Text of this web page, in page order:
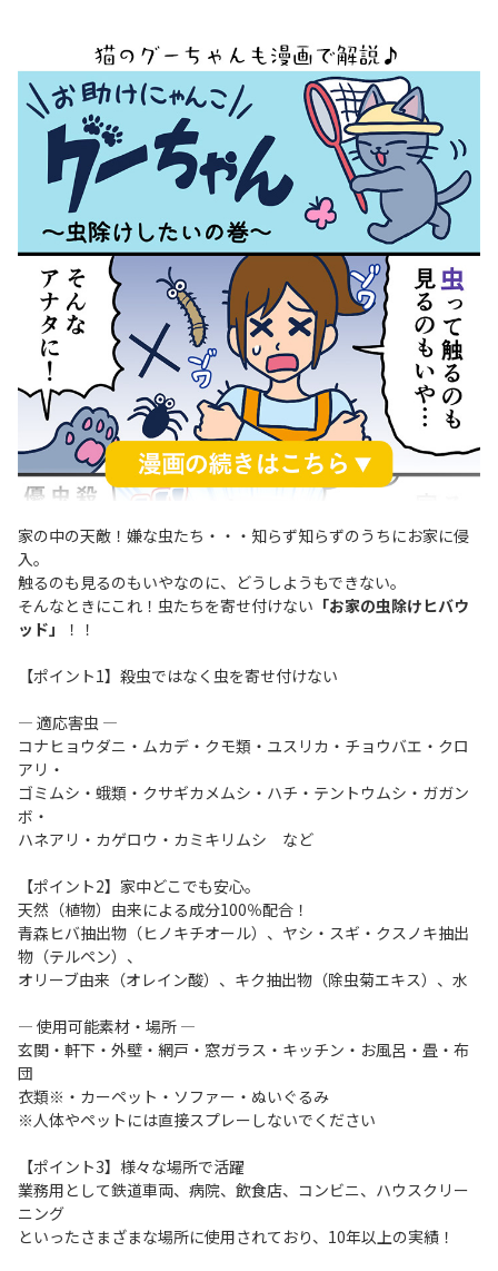
家の中の天敵！嫌な虫たち・・・知らず知らずのうちにお家に侵
入。
触るのも見るのもいやなのに、どうしようもできない。
そんなときにこれ！虫たちを寄せ付けない 「お家の虫除けヒバウ
ッド」
！！
【ポイント1】殺虫ではなく虫を寄せ付けない
― 適応害虫 ―
コナヒョウダニ・ムカデ・クモ類・ユスリカ・チョウバエ・クロ
アリ・
ゴミムシ・蛾類・クサギカメムシ・ハチ・テントウムシ・ガガン
ボ・
ハネアリ・カゲロウ・カミキリムシ など
【ポイント2】家中どこでも安心。
天然（植物）由来による成分100％配合！
青森ヒバ抽出物（ヒノキチオール）、ヤシ・スギ・クスノキ抽出
物（テルペン）、
オリーブ由来（オレイン酸）、キク抽出物（除虫菊エキス）、水
― 使用可能素材・場所 ―
玄関・軒下・外壁・網戸・窓ガラス・キッチン・お風呂・畳・布
団
衣類※・カーペット・ソファー・ぬいぐるみ
※人体やペットには直接スプレーしないでください
【ポイント3】様々な場所で活躍
業務用として鉄道車両、病院、飲食店、コンビニ、ハウスクリー
ニング
といったさまざまな場所に使用されており、10年以上の実績！